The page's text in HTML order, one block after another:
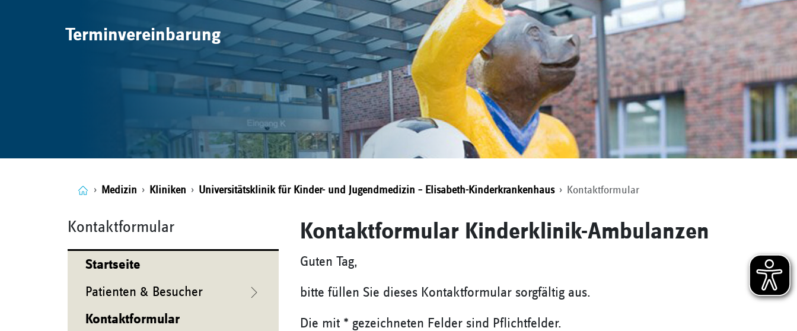
Terminvereinbarung
Medizin Kliniken Universitätsklinik für Kinder- und Jugendmedizin – Elisabeth-Kinderkrankenhaus Kontaktformular
Kontaktformular
Startseite
Patienten & Besucher
Kontaktformular
Kontaktformular Kinderklinik-Ambulanzen
Guten Tag,
bitte füllen Sie dieses Kontaktformular sorgfältig aus.
Die mit * gezeichneten Felder sind Pflichtfelder.